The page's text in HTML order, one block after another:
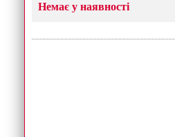
Немає у наявності